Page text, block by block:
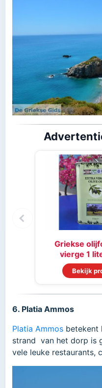
Griekse
vierge 1
Bekijk
6. Platia Ammos
Platia Ammos betekent
strand van het dorp is
vele leuke restaurants,